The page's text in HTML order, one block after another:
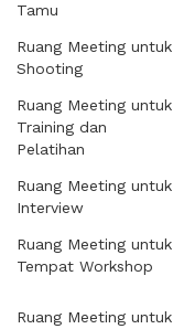
Tamu
Ruang Meeting untuk
Shooting
Ruang Meeting untuk
Training dan
Pelatihan
Ruang Meeting untuk
Interview
Ruang Meeting untuk
Tempat Workshop
Ruang Meeting untuk